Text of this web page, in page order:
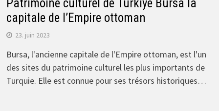
Patrimoine culturel de Türkiye Bursa la
capitale de l’Empire ottoman
23. juin 2023
Bursa, l'ancienne capitale de l'Empire ottoman, est l'un
des sites du patrimoine culturel les plus importants de
Turquie. Elle est connue pour ses trésors historiques…